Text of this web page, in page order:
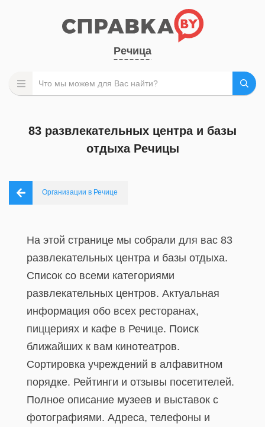
Речица
83 развлекательных центра и базы
отдыха Речицы
Организации в Речице
На этой странице мы собрали для вас 83
развлекательных центра и базы отдыха.
Список со всеми категориями
развлекательных центров. Актуальная
информация обо всех ресторанах,
пиццериях и кафе в Речице. Поиск
ближайших к вам кинотеатров.
Сортировка учреждений в алфавитном
порядке. Рейтинги и отзывы посетителей.
Полное описание музеев и выставок с
фотографиями. Адреса, телефоны и